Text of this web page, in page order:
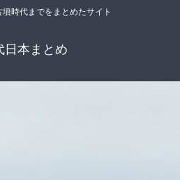
墳時代までをまとめたサイト
日本まとめ